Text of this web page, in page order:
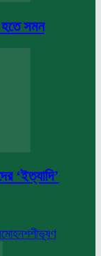
হতে সমন
‘ইত্যাদি’
শশীভূষণ